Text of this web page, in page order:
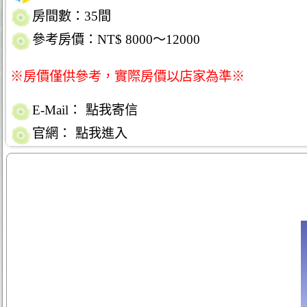
房間數：35間
參考房價：NT$ 8000～12000
※房價僅供參考，實際房價以店家為準※
E-Mail：
點我寄信
官網：
點我進入